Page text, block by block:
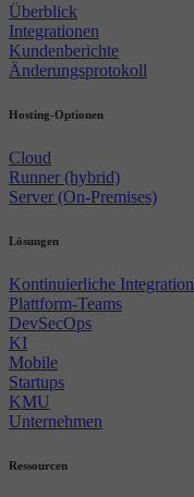
Überblick
Integrationen
Kundenberichte
Änderungsprotokoll
Hosting-Optionen
Cloud
Runner (hybrid)
Server (On-Premises)
Lösungen
Kontinuierliche Integration
Plattform-Teams
DevSecOps
KI
Mobile
Startups
KMU
Unternehmen
Ressourcen